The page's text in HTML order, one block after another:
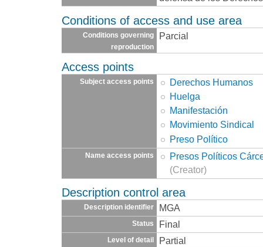
Conditions of access and use area
Conditions governing
reproduction
Parcial
Access points
Subject access points
Derechos Humanos
Huelga
Manifestación
Movimiento Sindical
Preso Político
Name access points
Presos Políticos
(Creator)
Description control area
Description identifier MGA
Status Final
Level of detail Partial